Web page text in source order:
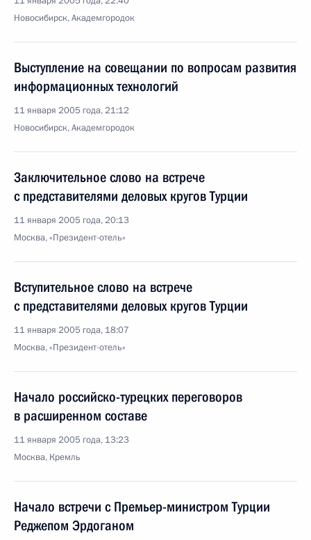
Новосибирск, Академгородок
Выступление на совещании по вопросам развития
информационных технологий
11 января 2005 года, 21:12
Новосибирск, Академгородок
Заключительное слово на встрече
с представителями деловых кругов Турции
11 января 2005 года, 20:13
Москва, «Президент-отель»
Вступительное слово на встрече
с представителями деловых кругов Турции
11 января 2005 года, 18:07
Москва, «Президент-отель»
Начало российско-турецких переговоров
в расширенном составе
11 января 2005 года, 13:23
Москва, Кремль
Начало встречи с Премьер-министром Турции
Реджепом Эрдоганом